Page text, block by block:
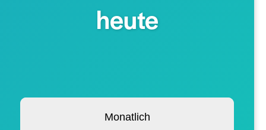
heute
Monatlich